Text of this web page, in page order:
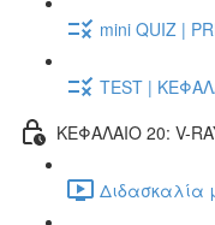
mini QUIZ |
TEST |
ΚΕΦΑΛΑΙΟ 20: V-
Διδασκαλία